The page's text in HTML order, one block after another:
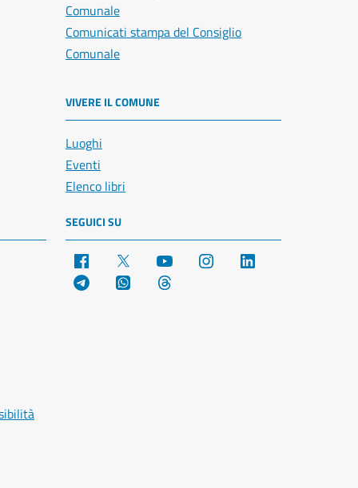
Comunale
Comunicati stampa del Consiglio
Comunale
VIVERE IL COMUNE
Luoghi
Eventi
Elenco libri
SEGUICI SU
Facebook YouTube Instagram
Telegram WhatsApp